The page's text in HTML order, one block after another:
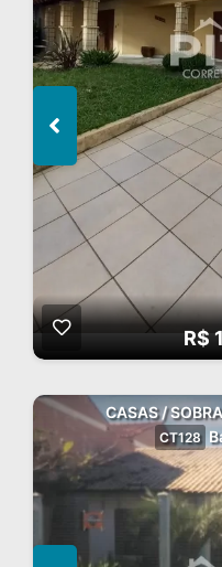
R$
CASAS /
CT128